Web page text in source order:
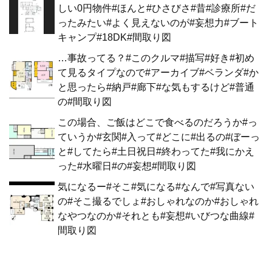
しい0円物件#ほんと#ひさびさ#昔#診療所#だ
ったみたい#よく見えないのが#妄想力#ブート
キャンプ#18DK#間取り図
…事故ってる？#このクルマ#描写#好き#初め
て見るタイプなので#アーカイブ#ベランダ#か
と思ったら#納戸#廊下#な気もするけど#普通
の#間取り図
この場合、ご飯はどこで食べるのだろうか#っ
ていうか#玄関#入って#どこに#出るの#ぼーっ
と#してたら#土日祝日#終わってた#我にかえ
った#水曜日#の#妄想#間取り図
気になるー#そこ#気になる#なんで#写真ない
の#そこ撮るでしょ#おしゃれなのか#おしゃれ
なやつなのか#それとも#妄想#いびつな曲線#
間取り図